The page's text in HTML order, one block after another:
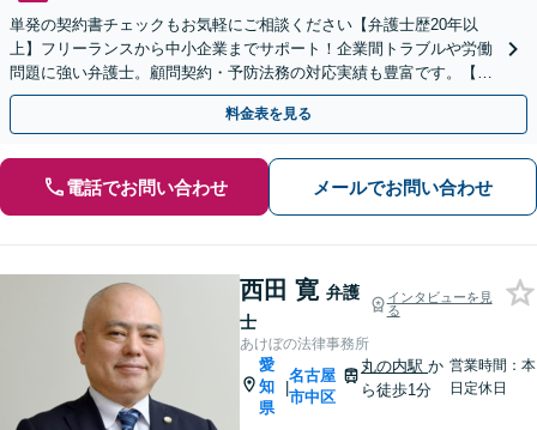
単発の契約書チェックもお気軽にご相談ください【弁護士歴20年以
上】フリーランスから中小企業までサポート！企業間トラブルや労働
問題に強い弁護士。顧問契約・予防法務の対応実績も豊富です。【夜
間・休日面談可】【完全個室】
料金表を見る
電話でお問い合わせ メールでお問い合わせ
西田 寛 弁護
士
インタビューを見
る
あけぼの法律事務所
愛
知
県
|
名古屋
市中区
丸の内駅か
ら徒歩1分
営業時間：本
日定休日